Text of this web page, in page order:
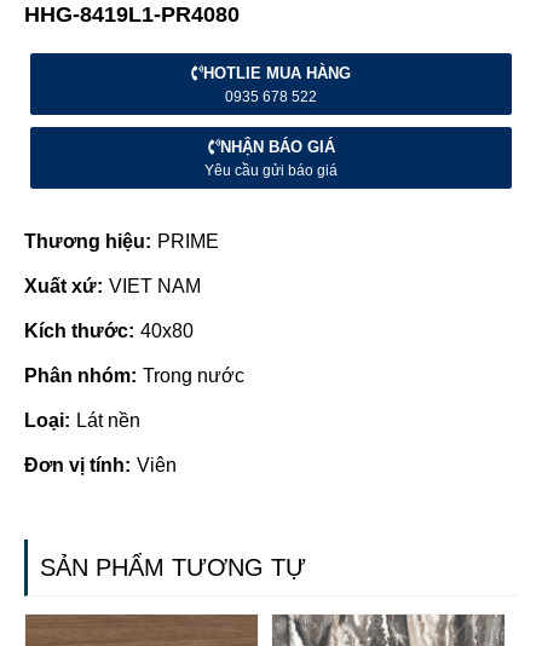
HHG-8419L1-PR4080
HOTLIE MUA HÀNG
0935 678 522
NHẬN BÁO GIÁ
Yêu cầu gửi báo giá
Thương hiệu: PRIME
Xuất xứ: VIET NAM
Kích thước: 40x80
Phân nhóm: Trong nước
Loại: Lát nền
Đơn vị tính: Viên
SẢN PHẨM TƯƠNG TỰ